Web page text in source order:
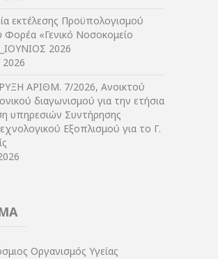
εκτέλεσης Προϋπολογισμού
Φορέα «Γενικό Νοσοκομείο
2026
2026
ΑΡIΘΜ. 7/2026, Ανοικτού
διαγωνισμού για την ετήσια
υπηρεσιών Συντήρησης
Εξοπλισμού για το Γ.
Οργανισμός Υγείας